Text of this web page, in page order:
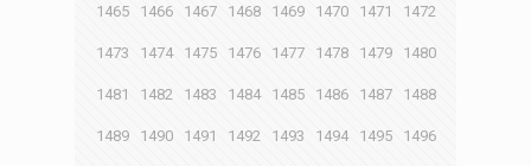
1465 1466 1467 1468 1469 1470 1471 1472
1473 1474 1475 1476 1477 1478 1479 1480
1481 1482 1483 1484 1485 1486 1487 1488
1489 1490 1491 1492 1493 1494 1495 1496